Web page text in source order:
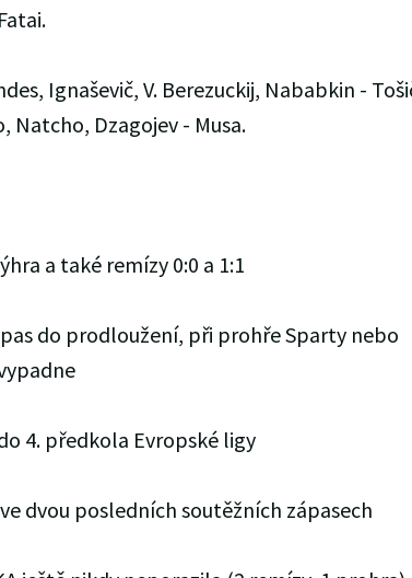
Ignaševič, V. Berezuckij, Nababkin -
Natcho, Dzagojev - Musa.
a také remízy 0:0 a 1:1
do prodloužení, při prohře Sparty nebo
4. předkola Evropské ligy
dvou posledních soutěžních zápasech